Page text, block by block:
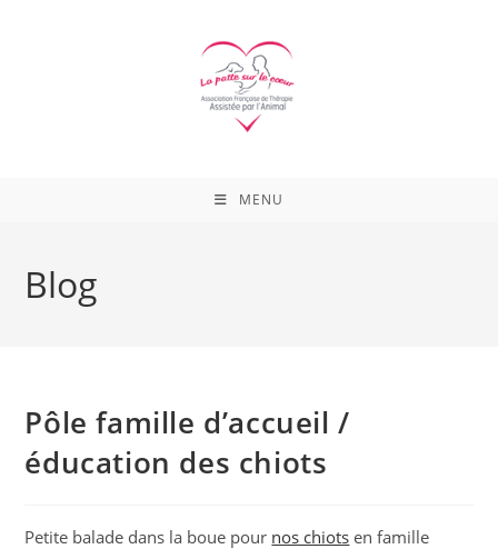
MENU
Blog
Pôle famille d’accueil /
éducation des chiots
Petite balade dans la boue pour nos chiots en famille